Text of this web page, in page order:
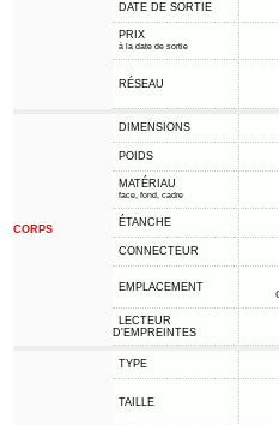
DATE DE SORTIE
PRIX
à la date de sortie
RÉSEAU
CORPS
DIMENSIONS
POIDS
MATÉRIAU
face, fond, cadre
ÉTANCHE
CONNECTEUR
EMPLACEMENT
LECTEUR
D'EMPREINTES
TYPE
TAILLE